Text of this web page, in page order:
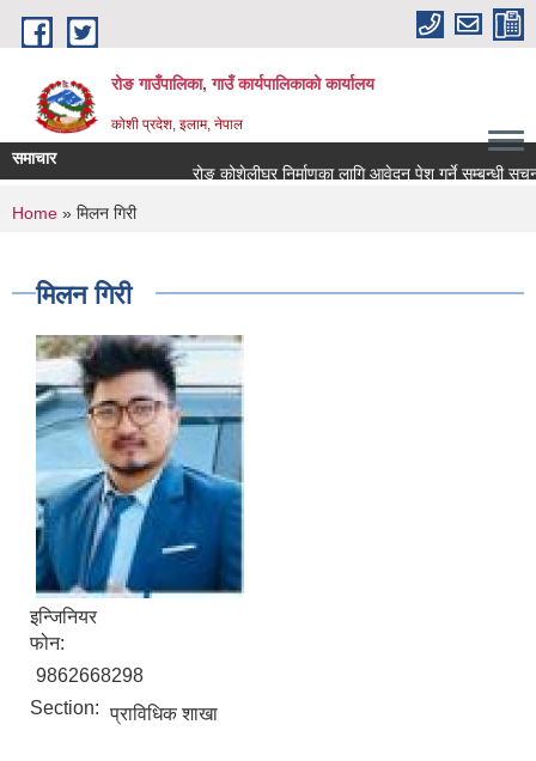
Skip to main content
रोङ गाउँपालिका, गाउँ कार्यपालिकाको कार्यालय
कोशी प्रदेश, इलाम, नेपाल
समाचार
रोङ कोशेलीघर निर्माणका लागि आवेदन पेश गर्ने सम्बन्धी सूचना.
You are here
Home » मिलन गिरी
मिलन गिरी
इन्जिनियर
फोन:
9862668298
Section: प्राविधिक शाखा